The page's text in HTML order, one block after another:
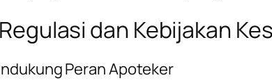
dan Kebijakan
Peran Apoteker